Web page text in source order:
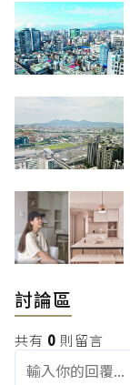
討論區
共有 0 則留言